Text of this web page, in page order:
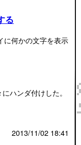
る
に何かの文字を表示
ハンダ付けした。
2013/11/02 18:41